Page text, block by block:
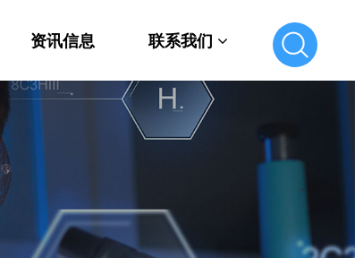
资讯信息 联系我们
联系我们